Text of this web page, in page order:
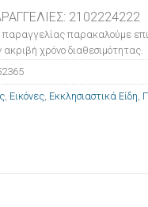
2102224222
παραγγελίας παρακαλούμε
χρόνο διαθεσιμότητας.
Εικόνες Εκκλησιαστικά Είδη